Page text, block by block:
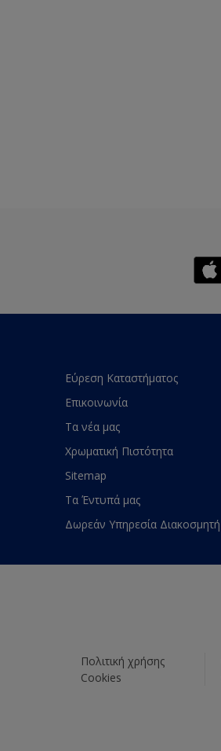
Εύρεση Καταστήματος
Επικοινωνία
Τα νέα μας
Χρωματική Πιστότητα
Sitemap
Τα Έντυπά μας
Δωρεάν Υπηρεσία Διακοσμητή
Πολιτική χρήσης
Cookies